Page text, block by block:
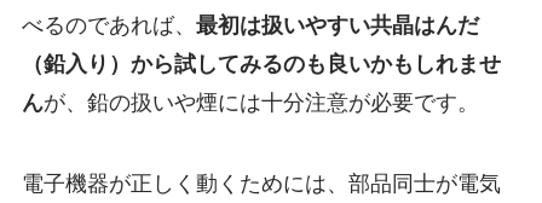
べるのであれば、 最初は扱いやすい共晶はんだ
（鉛入り）から試してみるのも良いかもしれませ
んが、鉛の扱いや煙には十分注意が必要です。
電子機器が正しく動くためには、部品同士が電気